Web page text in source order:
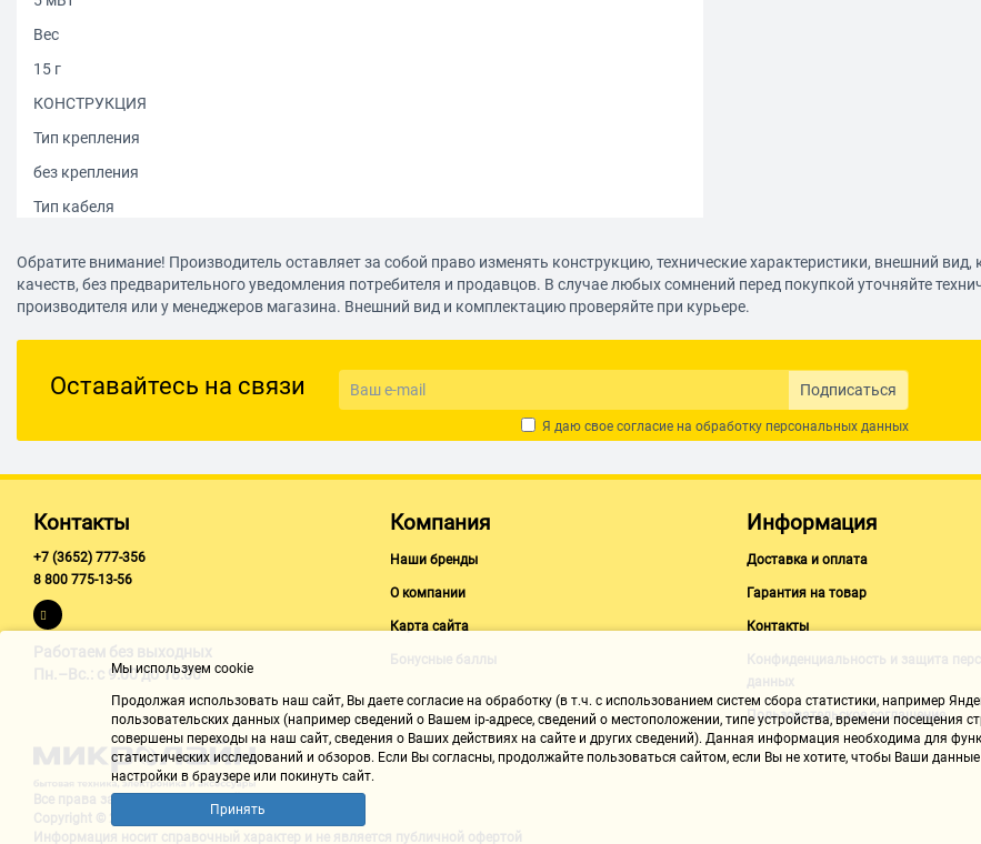
Вес
15 г
КОНСТРУКЦИЯ
Тип крепления
без крепления
Тип кабеля
ПОДКЛЮЧЕНИЕ
Разъем наушников
USB Type-C
Длина кабеля
Регулятор громкости
есть
Обратите внимание! Производитель оставляет за собой право изменять конструкцию, технические характеристики, внешний
качеств, без предварительного уведомления потребителя и продавцов. В случае любых сомнений перед покупкой уточняйте
производителя или у менеджеров магазина. Внешний вид и комплектацию проверяйте при курьере.
Оставайтесь на связи Подписаться
Я даю свое согласие на обработку персональных данных
Контакты
+7 (3652) 777-356
8 800 775-13-56
Работаем без выходных
Пн.–Вс.: с 9:00 до 18:00
Компания
Наши бренды
О компании
Карта сайта
Бонусные баллы
Информация
Доставка и оплата
Гарантия на товар
Контакты
Конфиденциальность и защита
данных
Пользовательское соглашение
Все права защищены "Микролайн"
Copyright © 2002-2026
Информация носит справочный характер и не является публичной офертой
Мы используем cookie
Продолжая использовать наш cайт, Вы даете согласие на обработку (в т.ч. с использованием систем сбора статистики, например
пользовательских данных (например сведений о Вашем ip-адресе, сведений о местоположении, типе устройства, времени посещения
совершены переходы на наш сайт, сведения о Ваших действиях на сайте и других сведений). Данная информация необходима для
статистических исследований и обзоров. Если Вы согласны, продолжайте пользоваться сайтом, если Вы не хотите, чтобы Ваши
настройки в браузере или покинуть сайт.
Принять